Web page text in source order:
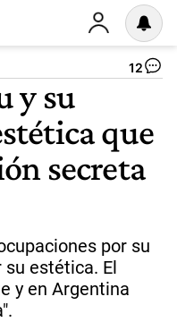
12
y su
que
secreta
por su
estética. El
y en Argentina